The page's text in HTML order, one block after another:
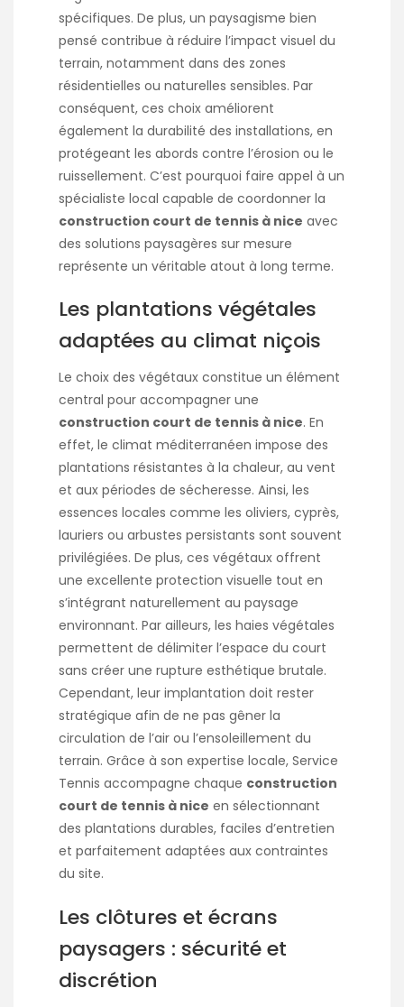
spécifiques. De plus, un paysagisme bien
pensé contribue à réduire l’impact visuel du
terrain, notamment dans des zones
résidentielles ou naturelles sensibles. Par
conséquent, ces choix améliorent
également la durabilité des installations, en
protégeant les abords contre l’érosion ou le
ruissellement. C’est pourquoi faire appel à un
spécialiste local capable de coordonner la
construction court de tennis à nice avec
des solutions paysagères sur mesure
représente un véritable atout à long terme.
Les plantations végétales
adaptées au climat niçois
Le choix des végétaux constitue un élément
central pour accompagner une
construction court de tennis à nice. En
effet, le climat méditerranéen impose des
plantations résistantes à la chaleur, au vent
et aux périodes de sécheresse. Ainsi, les
essences locales comme les oliviers, cyprès,
lauriers ou arbustes persistants sont souvent
privilégiées. De plus, ces végétaux offrent
une excellente protection visuelle tout en
s’intégrant naturellement au paysage
environnant. Par ailleurs, les haies végétales
permettent de délimiter l’espace du court
sans créer une rupture esthétique brutale.
Cependant, leur implantation doit rester
stratégique afin de ne pas gêner la
circulation de l’air ou l’ensoleillement du
terrain. Grâce à son expertise locale, Service
Tennis accompagne chaque construction
court de tennis à nice en sélectionnant
des plantations durables, faciles d’entretien
et parfaitement adaptées aux contraintes
du site.
Les clôtures et écrans
paysagers : sécurité et
discrétion